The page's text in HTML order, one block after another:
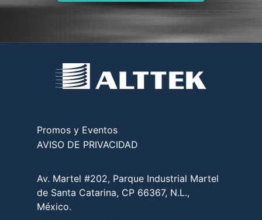
Promos y Eventos
AVISO DE PRIVACIDAD
Av. Martel #202, Parque Industrial Martel
de Santa Catarina, CP 66367, N.L.,
México.